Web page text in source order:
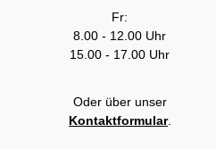
Fr:
8.00 - 12.00 Uhr
15.00 - 17.00 Uhr
Oder über unser
Kontaktformular.